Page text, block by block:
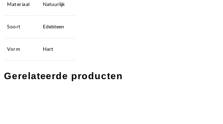
Materiaal Natuurlijk
Soort Edelsteen
Vorm Hart
Gerelateerde producten